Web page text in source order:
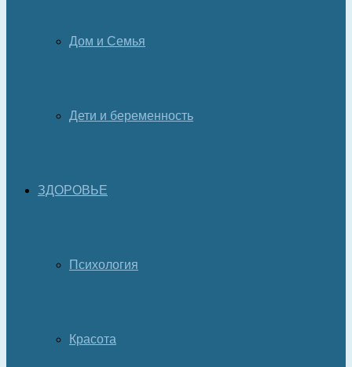
Дом и Семья
Дети и беременность
ЗДОРОВЬЕ
Психология
Красота